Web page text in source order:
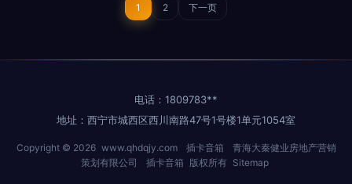
1 2 下一页
电话：1809783**
地址：西宁市城西区西川南路47号1号楼1单元1054室
Copyright © 2026 www.qhdqjy.com 插卡音箱
青海大秦健业房地产营销
策划有限公司
插卡音箱 版权所有 Sitemap